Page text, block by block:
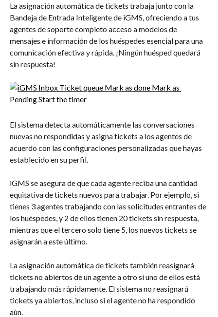
La asignación automática de tickets trabaja junto con la
Bandeja de Entrada Inteligente de iGMS, ofreciendo a tus
agentes de soporte completo acceso a modelos de
mensajes e información de los huéspedes esencial para una
comunicación efectiva y rápida. ¡Ningún huésped quedará
sin respuesta!
El sistema detecta automáticamente las conversaciones
nuevas no respondidas y asigna tickets a los agentes de
acuerdo con las configuraciones personalizadas que hayas
establecido en su perfil.
iGMS se asegura de que cada agente reciba una cantidad
equitativa de tickets nuevos para trabajar. Por ejemplo, si
tienes 3 agentes trabajando con las solicitudes entrantes de
los huéspedes, y 2 de ellos tienen 20 tickets sin respuesta,
mientras que el tercero solo tiene 5, los nuevos tickets se
asignarán a este último.
La asignación automática de tickets también reasignará
tickets no abiertos de un agente a otro si uno de ellos está
trabajando más rápidamente. El sistema no reasignará
tickets ya abiertos, incluso si el agente no ha respondido
aún.